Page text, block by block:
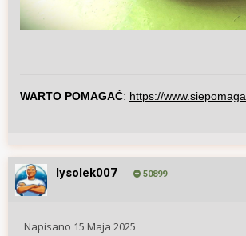
WARTO POMAGAĆ: https://
lysolek007 50899
Napisano 15 Maja 2025